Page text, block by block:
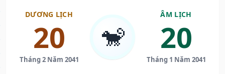
DƯƠNG LỊCH
20
Tháng 2 Năm 2041
🐒
ÂM LỊCH
20
Tháng 1 Năm 2041